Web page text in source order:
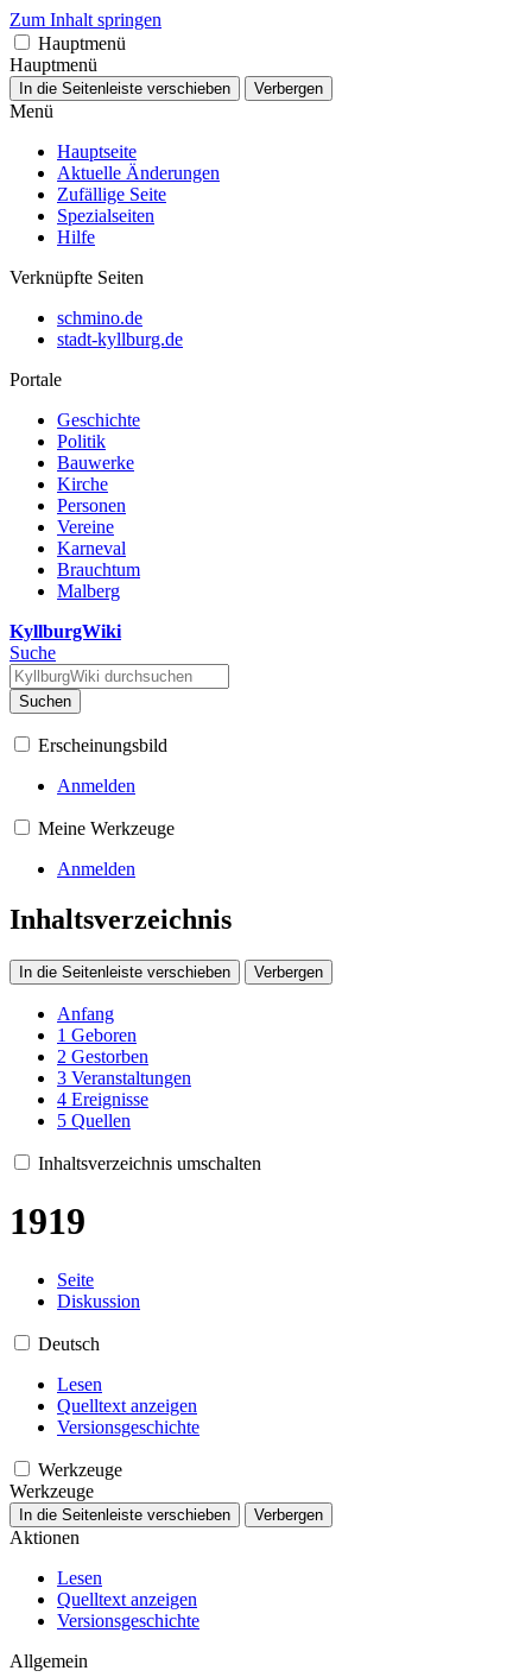
Zum Inhalt springen
Hauptmenü
Hauptmenü
In die Seitenleiste verschieben Verbergen
Menü
Hauptseite
Aktuelle Änderungen
Zufällige Seite
Spezialseiten
Hilfe
Verknüpfte Seiten
schmino.de
stadt-kyllburg.de
Portale
Geschichte
Politik
Bauwerke
Kirche
Personen
Vereine
Karneval
Brauchtum
Malberg
KyllburgWiki
Suche
Suchen
Erscheinungsbild
Anmelden
Meine Werkzeuge
Anmelden
Inhaltsverzeichnis
In die Seitenleiste verschieben Verbergen
Anfang
1 Geboren
2 Gestorben
3 Veranstaltungen
4 Ereignisse
5 Quellen
Inhaltsverzeichnis umschalten
1919
Seite
Diskussion
Deutsch
Lesen
Quelltext anzeigen
Versionsgeschichte
Werkzeuge
Werkzeuge
In die Seitenleiste verschieben Verbergen
Aktionen
Lesen
Quelltext anzeigen
Versionsgeschichte
Allgemein